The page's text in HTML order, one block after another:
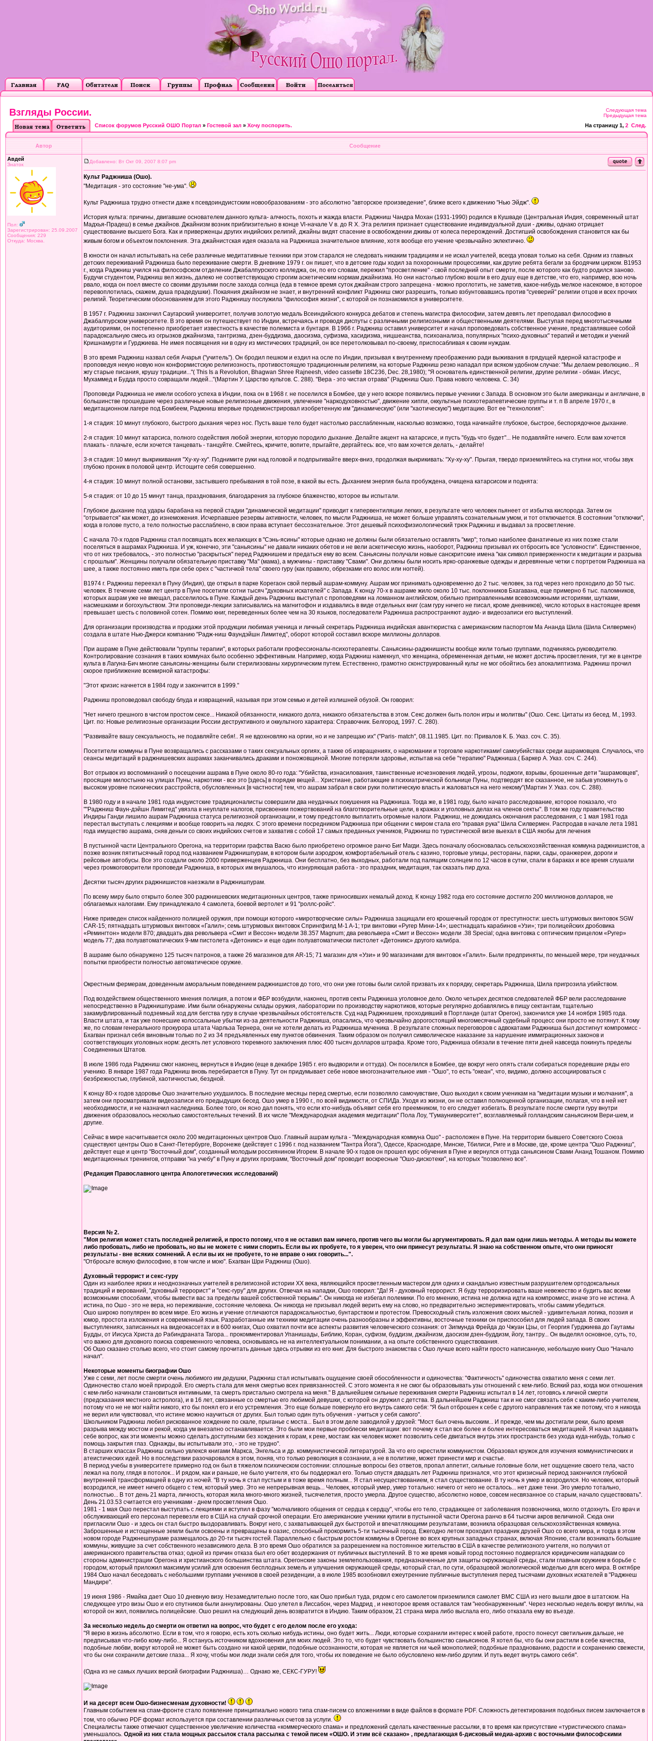
Взгляды России.
Следующая тема
Предыдущая тема
Список форумов Русский ОШО Портал » Гостевой зал » Хочу поспорить. На страницу 1, 2 След.
Автор Сообщение
Авдей
Знаток
Пол:
Зарегистрирован: 25.09.2007
Сообщения: 229
Откуда: Москва.
Добавлено: Вт Окт 09, 2007 8:07 pm
Культ Раджниша (Ошо).
"Медитация - это состояние "не-ума".
Культ Раджниша трудно отнести даже к псевдоиндуистским новообразованиям - это абсолютно "авторское произведение", ближе всего к движению "Нью Эйдж".
История культа: причины, двигавшие основателем данного культа- алчность, похоть и жажда власти. Раджниш Чандра Мохан (1931-1990) родился в Кушваде (Центральная Индия, современный штат
Мадхья-Прадеш) в семье джайнов. Джайнизм возник приблизительно в конце Vl-начале V в. до R X. Эта религия признает существование индивидуальной души - дживы, однако отрицает
существование высшего Бога. Как и приверженцы других индийских религий, джайны видят спасение в освобождении дживы от колеса перерождений. Достигший освобождения становится как бы
живым богом и объектом поклонения. Эта джайнистская идея оказала на Раджниша значительное влияние, хотя вообще его учение чрезвычайно эклектично.
В юности он начал испытывать на себе различные медитативные техники при этом старался не следовать никаким традициям и не искал учителей, всегда уповая только на себя. Одним из главных
детских переживаний Раджниша было переживание смерти. В дневнике 1979 г. он пишет, что в детские годы ходил за похоронными процессиями, как другие ребята бегали за бродячим цирком. В1953
г., когда Раджниш учился на философском отделении Джабалпурского колледжа, он, по его словам, пережил "просветление" - свой последний опыт смерти, после которого как будто родился заново.
Будучи студентом, Раджниш вел жизнь, далеко не соответствующую строгим аскетическим нормам джайнизма. Но они настолько глубоко вошли в его душу еще в детстве, что его, например, всю ночь
рвало, когда он поел вместе со своими друзьями после захода солнца (еда в темное время суток джайнам строго запрещена - можно проглотить, не заметив, какое-нибудь мелкое насекомое, в которое
перевоплотилась, скажем, душа прадедушки). Покаяния джайнизм не знает, и внутренний конфликт Раджниш смог разрешить, только взбунтовавшись против "суеверий" религии отцов и всех прочих
религий. Теоретическим обоснованием для этого Раджнишу послужила "философия жизни", с которой он познакомился в университете.
В 1957 г. Раджниш закончил Саугарский университет, получив золотую медаль Всеиндийского конкурса дебатов и степень магистра философии, затем девять лет преподавал философию в
Джабалпурском университете. В это время он путешествует по Индии, встречаясь и проводя диспуты с различными религиозными и общественными деятелями. Выступая перед многотысячными
аудиториями, он постепенно приобретает известность в качестве полемиста и бунтаря. В 1966 г. Раджниш оставил университет и начал проповедовать собственное учение, представлявшее собой
парадоксальную смесь из огрызков джайнизма, тантризма, дзен-буддизма, даосизма, суфизма, хасидизма, ницшеанства, психоанализа, популярных "психо-духовных" терапий и методик и учений
Кришнамурти и Гурджиева. Не имея посвящения ни в одну из мистических традиций, он все перетолковывал по-своему, приспосабливая к своим нуждам.
В это время Раджниш назвал себя Ачарья ("учитель"). Он бродил пешком и ездил на осле по Индии, призывая к внутреннему преображению ради выживания в грядущей ядерной катастрофе и
проповедуя некую новую нон конформистскую религиозность, противостоящую традиционным религиям, на которые Раджниш резко нападал при всяком удобном случае: "Мы делаем революцию... Я
жгу старые писания, крушу традиции..."( This Is a Revolution, Bhagwan Shree Rajneesh, video cassette 18C236, Dec. 28,1980); "Я основатель единственной религии, другие религии - обман. Иисус,
Мухаммед и Будда просто совращали людей..."(Мартин У. Царство культов. С. 288). "Вера - это чистая отрава" (Раджниш Ошо. Права нового человека. С. 34)
Проповеди Раджниша не имели особого успеха в Индии, пока он в 1968 г. не поселился в Бомбее, где у него вскоре появились первые ученики с Запада. В основном это были американцы и англичане, в
большинстве прошедшие через различные новые религиозные движения, увлечение "наркодуховностью", движение хиппи, оккультные психотерапевтические группы и т. п В апреле 1970 г., в
медитационном лагере под Бомбеем, Раджниш впервые продемонстрировал изобретенную им "динамическую" (или "хаотическую") медитацию. Вот ее "технология":
1-я стадия: 10 минут глубокого, быстрого дыхания через нос. Пусть ваше тело будет настолько расслабленным, насколько возможно, тогда начинайте глубокое, быстрое, беспорядочное дыхание.
2-я стадия: 10 минут катарсиса, полного содействия любой энергии, которую породило дыхание. Делайте акцент на катарсисе, и пусть "будь что будет"... Не подавляйте ничего. Если вам хочется
плакать - плачьте, если хочется танцевать - танцуйте. Смейтесь, кричите, вопите, прыгайте, дергайтесь: все, что вам хочется делать, - делайте!
3-я стадия: 10 минут выкрикивания "Ху-ху-ху". Поднимите руки над головой и подпрыгивайте вверх-вниз, продолжая выкрикивать: "Ху-ху-ху". Прыгая, твердо приземляйтесь на ступни ног, чтобы звук
глубоко проник в половой центр. Истощите себя совершенно.
4-я стадия: 10 минут полной остановки, застывшего пребывания в той позе, в какой вы есть. Дыханием энергия была пробуждена, очищена катарсисом и поднята:
5-я стадия: от 10 до 15 минут танца, празднования, благодарения за глубокое блаженство, которое вы испытали.
Глубокое дыхание под удары барабана на первой стадии "динамической медитации" приводит к гипервентиляции легких, в результате чего человек пьянеет от избытка кислорода. Затем он
"отрывается" как может, до изнеможения. Исчерпавшее резервы активности, человек, по мысли Раджниша, не может больше управлять сознательным умом, и тот отключается. В состоянии "отключки",
когда в голове пусто, а тело полностью расслаблено, в свои права вступает бессознательное. Этот дешевый психофизиологический трюк Раджниш и выдавал за просветление.
С начала 70-х годов Раджниш стал посвящать всех желающих в "Сэнь-ясины" которые однако не должны были обязательно оставлять "мир"; только наиболее фанатичные из них позже стали
поселяться в ашрамах Раджниша. И уж, конечно, эти "саньясины" не давали никаких обетов и не вели аскетическую жизнь, наоборот, Раджниш призывал их отбросить все "условности". Единственное,
что от них требовалось, - это полностью "раскрыться" перед Раджнишем и предаться ему во всем. Саньясины получали новые санскритские имена "как символ приверженности к медитации и разрыва
с прошлым". Женщины получали обязательную приставку "Ма" (мама), а мужчины - приставку "Свами". Они должны были носить ярко-оранжевые одежды и деревянные четки с портретом Раджниша на
шее, а также постоянно иметь при себе орех с "частичкой тела" своего гуру (как правило, обрезками его волос или ногтей).
В1974 г. Раджниш переехал в Пуну (Индия), где открыл в парке Корегаон свой первый ашрам-коммуну. Ашрам мог принимать одновременно до 2 тыс. человек, за год через него проходило до 50 тыс.
человек. В течение семи лет центр в Пуне посетили сотни тысяч "духовных искателей" с Запада. К концу 70-х в ашраме жило около 10 тыс. поклонников Бхагавана, еще примерно 6 тыс. паломников,
которых ашрам уже не вмещал, расселилось в Пуне. Каждый день Раджниш выступал с проповедями на ломанном английском, обильно приправленными всевозможными историями, шутками,
насмешками и богохульством. Эти проповеди-лекции записывались на магнитофон и издавались в виде отдельных книг (сам гуру ничего не писал, кроме дневников), число которых в настоящее время
превышает шесть с половиной сотен. Помимо книг, переведенных более чем на 30 языков, последователи Раджниша распространяют аудио- и видеозаписи его выступлений.
Для организации производства и продажи этой продукции любимая ученица и личный секретарь Раджниша индийская авантюристка с американским паспортом Ма Ананда Шила (Шила Силвермен)
создала в штате Нью-Джерси компанию "Радж-ниш Фаундэйшн Лимитед", оборот которой составил вскоре миллионы долларов.
При ашраме в Пуне действовали "группы терапии", в которых работали профессионалы-психотерапевты. Саньясины-раджнишисты вообще жили только группами, подчиняясь руководителю.
Контролирование сознания в таких коммунах было особенно эффективным. Например, когда Раджниш намекнул, что женщина, обремененная детьми, не может достичь просветления, туг же в центре
культа в Лагуна-Бич многие саньясины-женщины были стерилизованы хирургическим путем. Естественно, грамотно сконструированный культ не мог обойтись без апокалиптизма. Раджниш прочил
скорое приближение всемирной катастрофы:
"Этот кризис начнется в 1984 году и закончится в 1999."
Раджниш проповедовал свободу блуда и извращений, называя при этом семью и детей излишней обузой. Он говорил:
"Нет ничего грешного в чистом простом сексе... Никакой обязанности, никакого долга, никакого обязательства в этом. Секс должен быть полон игры и молитвы" (Ошо. Секс. Цитаты из бесед. М., 1993.
Цит. по: Новые религиозные организации России деструктивного и оккультного характера: Справочник. Белгород, 1997. С. 280).
"Развивайте вашу сексуальность, не подавляйте себя!.. Я не вдохновляю на оргии, но и не запрещаю их" ("Paris- match", 08.11.1985. Цит. по: Привалов К. Б. Указ. соч. С. 35).
Посетители коммуны в Пуне возвращались с рассказами о таких сексуальных оргиях, а также об извращениях, о наркомании и торговле наркотиками! самоубийствах среди ашрамовцев. Случалось, что
сеансы медитаций в раджнишевских ашрамах заканчивались драками и поножовщиной. Многие потеряли здоровье, испытав на себе "терапию" Раджниша.( Баркер А. Указ. соч. С. 244).
Вот отрывок из воспоминаний о посещении ашрама в Пуне около 80-го года: "Убийства, изнасилования, таинственные исчезновения людей, угрозы, поджоги, взрывы, брошенные дети "ашрамовцев",
просящие милостыню на улицах Пуны, наркотики - все это [здесь] в порядке вещей... Христиане, работающие в психиатрической больнице Пуны, подтвердят все сказанное, не забыв упомянуть о
высоком уровне психических расстройств, обусловленных [в частности] тем, что ашрам забрал в свои руки политическую власть и жаловаться на него некому"(Мартин У. Указ. соч. С. 288).
В 1980 году и в начале 1981 года индуистские традиционалисты совершили два неудачных покушения на Раджниша. Тогда же, в 1981 году, было начато расследование, которое показало, что
""Раджниш Фаун-дэйшн Лимитед" увязла в неуплате налогов, присвоении пожертвований на благотворительные цели, в кражах и уголовных делах на членов секты". В том же году правительство
Индиры Ганди лишило ашрам Раджниша статуса религиозной организации, и тому предстояло выплатить огромные налоги. Раджниш, не дожидаясь окончания расследования, с 1 мая 1981 года
перестал выступать с лекциями и вообще говорить на людях. С этого времени посредником Раджниша при общении с миром стала его "правая рука" Шила Силвермен. Распродав в начале лета 1981
года имущество ашрама, сняв деньги со своих индийских счетов и захватив с собой 17 самых преданных учеников, Раджниш по туристической визе выехал в США якобы для лечения
В пустынной части Центрального Орегона, на территории графства Васко было приобретено огромное ранчо Биг Магди. Здесь поначалу обосновалась сельскохозяйственная коммуна раджнишистов, а
позже возник пятитысячный город под названием Раджнишпурам, в котором были аэродром, комфортабельный отель с казино, торговые улицы, рестораны, парки, сады, оранжереи, дороги и
рейсовые автобусы. Все это создали около 2000 приверженцев Раджниша. Они бесплатно, без выходных, работали под палящим солнцем по 12 часов в сутки, спали в бараках и все время слушали
через громкоговорители проповеди Раджниша, в которых им внушалось, что изнуряющая работа - это праздник, медитация, так сказать пир духа.
Десятки тысяч других раджнишистов наезжали в Раджнишпурам.
По всему миру было открыто более 300 раджнишевских медитационных центров, также приносивших немалый доход. К концу 1982 года его состояние достигло 200 миллионов долларов, не
облагаемых налогами. Ему принадлежало 4 самолета, боевой вертолет и 91 "роллс-ройс".
Ниже приведен список найденного полицией оружия, при помощи которого «миротворческие силы» Раджниша защищали его крошечный городок от преступности: шесть штурмовых винтовок SGW
CAR-15; пятнадцать штурмовых винтовок «Галил»; семь штурмовых винтовок Спрингфилд M-1 A-1; три винтовки «Ругер Мини-14»; шестнадцать карабинов «Узи»; три полицейских дробовика
«Ремингтон» модели 870; двадцать два револьвера «Смит и Вессон» модели 38.357 Magnum; два револьвера «Смит и Вессон» модели .38 Special; одна винтовка с оптическим прицелом «Ругер»
модель 77; два полуавтоматических 9-мм пистолета «Детоникс» и еще один полуавтоматически пистолет «Детоникс» другого калибра.
В ашраме было обнаружено 125 тысяч патронов, а также 26 магазинов для AR-15; 71 магазин для «Узи» и 90 магазинами для винтовок «Галил». Были предприняты, по меньшей мере, три неудачных
попытки приобрести полностью автоматическое оружие.
Окрестным фермерам, доведенным аморальным поведением раджнишистов до того, что они уже готовы были силой призвать их к порядку, секретарь Раджниша, Шила пригрозила убийством.
Под воздействием общественного мнения полиция, а потом и ФБР возбудили, наконец, против секты Раджниша уголовное дело. Около четырех десятков следователей ФБР вели расследование
непосредственно в Раджнишпураме. Ими были обнаружены склады оружия, лаборатории по производству наркотиков, которые регулярно добавлялись в пищу сектантам, тщательно
закамуфлированный подземный ход для бегства гуру в случае чрезвычайных обстоятельств. Суд над Раджнишем, проходивший в Портланде (штат Орегон), закончился уже 14 ноября 1985 года.
Власти штата, и так уже понесшие колоссальные убытки из-за деятельности Раджниша, опасались, что чрезвычайно дорогостоящий многомесячный судебный процесс они просто не потянут. К тому
же, по словам генерального прокурора штата Чарльза Тернера, они не хотели делать из Раджниша мученика . В результате сложных переговоров с адвокатами Раджниша был достигнут компромисс -
Бхагван признал себя виновным только по 2 из 34 предъявленных ему пунктов обвинения. Таким образом он получил символическое наказание за нарушение иммиграционных законов и
соответствующих уголовных норм: десять лет условного тюремного заключения плюс 400 тысяч долларов штрафа. Кроме того, Раджниша обязали в течение пяти дней навсегда покинуть пределы
Соединенных Штатов.
В июле 1986 года Раджниш смог наконец, вернуться в Индию (еще в декабре 1985 г. его выдворили и оттуда). Он поселился в Бомбее, где вокруг него опять стали собираться поредевшие ряды его
ученико. В январе 1987 года Раджниш вновь перебирается в Пуну. Тут он придумывает себе новое многозначительное имя - "Ошо", то есть "океан", что, видимо, должно ассоциироваться с
безбрежностью, глубиной, хаотичностью, бездной.
К концу 80-х годов здоровье Ошо значительно ухудшилось. В последние месяцы перед смертью, если позволяло самочувствие, Ошо выходил к своим ученикам на "медитации музыки и молчания", а
затем они просматривали видеозаписи его предыдущих бесед. Ошо умер в 1990 г., по всей видимости, от СПИДа. Уходя из жизни, он не оставил полноценной организации, полагая, что в ней нет
необходимости, и не назначил наследника. Более того, он ясно дал понять, что если кто-нибудь объявит себя его преемником, то его следует избегать. В результате после смерти гуру внутри
движения образовалось несколько самостоятельных течений. В их числе "Международная академия медитации" Пола Лоу, "Гумауниверситет", возглавляемый голландским саньясином Вери-шем, и
другие.
Сейчас в мире насчитывается около 200 медитационных центров Ошо. Главный ашрам культа - "Международная коммуна Ошо" - расположен в Пуне. На территории бывшего Советского Союза
существуют центры Ошо в Санкт-Петербурге, Воронеже (действует с 1996 г. под названием "Тантра Йога"), Одессе, Краснодаре, Минске, Тбилиси, Риге и в Москве, где, кроме центра "Ошо Раджниш",
действует еще и центр "Восточный дом", созданный молодым россиянином Игорем. В начале 90-х годов он прошел курс обучения в Пуне и вернулся оттуда саньясином Свами Ананд Тошаном. Помимо
медитационных тренингов, отправки "на учебу" в Пуну и других программ, "Восточный дом" проводит воскресные "Ошо-дискотеки", на которых "позволено все".
(Редакция Православного центра Апологетических исследований)
Версия № 2.
"Моя религия может стать последней религией, и просто потому, что я не оставил вам ничего, против чего вы могли бы аргументировать. Я дал вам одни лишь методы. А методы вы можете
либо пробовать, либо не пробовать, но вы не можете с ними спорить. Если вы их пробуете, то я уверен, что они принесут результаты. Я знаю на собственном опыте, что они приносят
результаты - вне всяких сомнений. А если вы их не пробуете, то не вправе о них говорить...".
"Отбросьте всякую философию, в том числе и мою". Бхагван Шри Раджниш (Ошо).
Духовный террорист и секс-гуру
Один из наиболее ярких и неоднозначных учителей в религиозной истории XX века, являющийся просветленным мастером для одних и скандально известным разрушителем ортодоксальных
традиций и верований, "духовный террорист" и "секс-гуру" для других. Отвечая на нападки, Ошо говорил: "Да! Я - духовный террорист. Я буду терроризировать ваше невежество и будить вас всеми
возможными способами, чтобы вывести вас за пределы вашей собственной тюрьмы". Он никогда не избегал полемики. По его мнению, истина не должна идти на компромисс, иначе это не истина. А
истина, по Ошо - это не вера, но переживание, состояние человека. Он никогда не призывал людей верить ему на слово, но предварительно экспериментировать, чтобы самим убедиться.
Ошо широко популярен во всем мире. Его жизнь и учение отличаются парадоксальностью, бунтарством и протестом. Превосходный стиль изложения своих мыслей - удивительная логика, поэзия и
юмор, простота изложения и современный язык. Разработанные им техники медитации очень разнообразны и эффективны, восточные техники он приспособил для людей запада. В своих
выступлениях, записанных на видеокассетах и в 600 книгах, Ошо охватил почти все аспекты развития человеческого сознания: от Зигмунда Фрейда до Чжуан Цзы, от Георгия Гурджиева до Гаутамы
Будды, от Иисуса Христа до Рабиндраната Тагора... прокомментировал Упанишады, Библию, Коран, суфизм, буддизм, джайнизм, даосизм дзен-буддизм, йогу, тантру... Он выделял основное, суть, то,
что важно для духовного поиска современного человека, основываясь не на интеллектуальном понимании, а на опыте собственного существования.
Об Ошо сказано столько всего, что стоит самому прочитать данные здесь отрывки из его книг. Для быстрого знакомства с Ошо лучше всего найти просто написанную, небольшую книгу Ошо "Начало
начал".
Некоторые моменты биографии Ошо
Уже с семи, лет после смерти очень любимого им дедушки, Раджниш стал испытывать ощущение своей обособленности и одиночества: "Фактичность" одиночества охватило меня с семи лет.
Одиночество стало моей природой. Его смерть стала для меня смертью всех привязанностей. С этого момента я не смог бы образовывать узы отношений с кем-либо. Всякий раз, когда мои отношения
с кем-либо начинали становиться интимными, та смерть пристально смотрела на меня." В дальнейшем сильные переживания смерти Раджниш испытал в 14 лет, готовясь к личной смерти
(предсказания местного астролога), и в 16 лет, связанные со смертью его любимой девушки, с которой он дружил с детства. В дальнейшем Раджниш так и не смог связать себя с каким-либо учителем,
потому что не не мог найти никого, кто бы понял его и его устремления. Это еще больше повернуло его внутрь самого себя: "Я был отброшен к себе с другого направления так же потому, что я никогда
не верил или чувствовал, что истине можно научиться от других. Был только один путь обучения - учиться у себя самого".
Школьником Раджниш любил рискованное хождение по скале, прыганье с моста... Был в этом деле заводилой у друзей: "Мост был очень высоким... И прежде, чем мы достигали реки, было время
разрыва между мостом и рекой, когда ум внезапно останавливается. Это были мои первые проблески медитации: вот почему я стал все более и более интересоваться медитацией. Я начал задавать
себе вопрос, как эти моменты можно сделать доступными без хождения к горам, к реке, мостам: как человек может позволить себе двигаться внутрь этих пространств без ухода куда-нибудь, только с
помощь закрытия глаз. Однажды, вы испытывали это, - это не трудно".
В старших классах Раджниш сильно увлекся книгами Маркса, Энгельса и др. коммунистической литературой. За что его окрестили коммунистом. Образовал кружок для изучения коммунистических и
атеистических идей. Но в последствии разочаровался в этом, поняв, что только революция в сознании, а не в политике, может принести мир и счастье.
В период учебы в университете примерно год он был в тяжелом психическом состоянии: сплошные вопросы без ответов, пропал аппетит, сильные головные боли, нет ощущение своего тела, часто
лежал на полу, глядя в потолок... И рядом, как и раньше, не было учителя, кто бы поддержал его. Только спустя двадцать лет Раджниш признался, что этот кризисный период закончился глубокой
внутренней трансформацией в одну из ночей. "В ту ночь я стал пустым и в тоже время полным... Я стал несуществованием, я стал существование. В ту ночь я умер и возродился. Но человек, который
возродился, не имеет ничего общего с тем, который умер. Это не непрерывная вещь... Человек, который умер, умер тотально: ничего от него не осталось... нет даже тени. Эго умерло тотально,
полностью... В тот день 21 марта, личность, которая жила много-много жизней, тысячелетия, просто умерла. Другое существо, абсолютно новое, совсем несвязанное со старым, начало существовать".
День 21.03.53 считается его учениками - днем просветления Ошо.
1981 - 1 мая Ошо перестал выступать с лекциями и вступил в фазу "молчаливого общения от сердца к сердцу", чтобы его тело, страдающее от заболевания позвоночника, могло отдохнуть. Его врач и
обслуживающий его персонал перевезли его в США на случай срочной операции. Его американские ученики купили в пустынной части Орегона ранчо в 64 тысячи акров величиной. Сюда они
пригласили Ошо - и здесь он стал быстро выздоравливать. Вокруг него, с захватывающей дух быстротой и впечатляющими результатами, возникла образцовая сельскохозяйственная коммуна.
Заброшенные и истощенные земли были освоены и превращены в оазис, способный прокормить 5-ти тысячный город. Ежегодно летом проходил праздник друзей Ошо со всего мира, и тогда в этом
новом городе Раджнешпураме размещалось до 20-ти тысяч гостей. Параллельно с быстрым ростом коммуны в Орегоне во всех крупных западных странах, включая Японию, стали возникать большие
коммуны, живущие за счет собственного независимого дела. В это время Ошо обратился за разрешением на постоянное жительство в США в качестве религиозного учителя, но получил от
американского правительства отказ; одной из причин отказа был его обет воздержания от публичных выступлений. В то же время новый город постоянно подвергался юридическим нападкам со
стороны администрации Орегона и христианского большинства штата. Орегонские законы землепользования, предназначенные для защиты окружающей среды, стали главным оружием в борьбе с
городом, который приложил максимум усилий для освоения бесплодных земель и улучшения окружающей среды, который стал, по сути, образцовой экологической моделью для всего мира. В октябре
1984 Ошо начал беседовать с небольшими группами учеников в своей резиденции, а в июле 1985 возобновил ежеутренние публичные выступления перед тысячами духовных искателей в "Раджнеш
Мандире".
19 июня 1986 - Ямайка дает Ошо 10 дневную визу. Незамедлительно после того, как Ошо прибыл туда, рядом с его самолетом приземлился самолет ВМС США из него вышли двое в штатском. На
следующее утро визы Ошо и его спутников были аннулированы. Ошо улетел в Лиссабон, через Мадрид , и некоторое время оставался там "необнаруженным". Через несколько недель вокруг виллы, на
которой он жил, появились полицейские. Ошо решил на следующий день возвратится в Индию. Таким образом, 21 страна мира либо выслала его, либо отказала ему во въезде.
За несколько недель до смерти он ответил на вопрос, что будет с его делом после его ухода:
"Я верю в жизнь абсолютно. Если в том, что я говорю, есть хоть сколько нибудь истины, оно будет жить... Люди, которые сохранили интерес к моей работе, просто понесут светильник дальше, не
предписывая что-либо кому-либо... Я останусь источником вдохновения для моих людей. Это то, что будет чувствовать большинство саньясинов. Я хотел бы, что бы они растили в себе качества,
подобные любви, вокруг которой не может быть создано ни какой церкви, подобные осознанности, которая не является ни чьей монополией; подобные празднованию, радости и сохранению свежести,
что бы они сохранили детские глаза... Я хочу, чтобы мои люди знали себя для того, чтобы их поведение не было обусловлено кем-либо другим. И путь ведет внутрь самого себя".
(Одна из не самых лучших версий биографии Раджниша)… Однако же, СЕКС-ГУРУ!
И на десерт всем Ошо-бизнесменам духовности!
Главным событием на спам-фронте стало появление принципиально нового типа спам-писем со вложениями в виде файлов в формате PDF. Сложность детектирования подобных писем заключается в
том, что обычно PDF формат используется при составлении различных счетов за услуги.
Специалисты также отмечают существенное увеличение количества «коммерческого спама» и предложений сделать качественные рассылки, в то время как присутствие «туристического спама»
уменьшалось. Одной из них стала мощных рассылок стала рассылка с темой писем «ОШО. И этим всё сказано» , предлагающая 6-дисковый медиа-архив с восточными философскими